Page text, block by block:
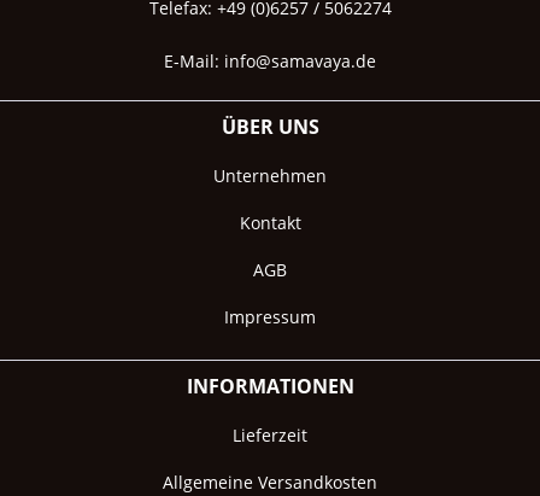
Telefax: +49 (0)6257 / 5062274
E-Mail: info@samavaya.de
ÜBER UNS
Unternehmen
Kontakt
AGB
Impressum
INFORMATIONEN
Lieferzeit
Allgemeine Versandkosten